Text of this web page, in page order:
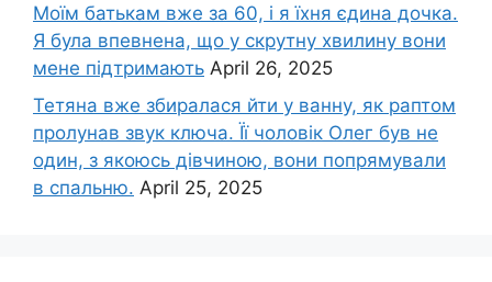
Моїм батькам вже за 60, і я їхня єдина дочка.
Я була впевнена, що у скрутну хвилину вони
мене підтримають April 26, 2025
Тетяна вже збиралася йти у ванну, як раптом
пролунав звук ключа. Її чоловік Олег був не
один, з якоюсь дівчиною, вони попрямували
в спальню. April 25, 2025